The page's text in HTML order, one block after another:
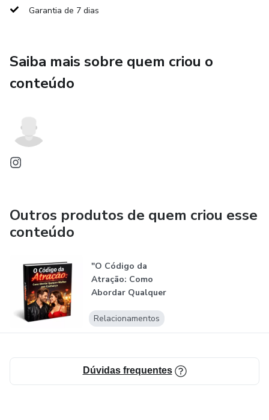
Garantia de 7 dias
Saiba mais sobre quem criou o
conteúdo
Outros produtos de quem criou esse
conteúdo
"O Código da
Atração: Como
Abordar Qualquer
Relacionamentos
Dúvidas frequentes